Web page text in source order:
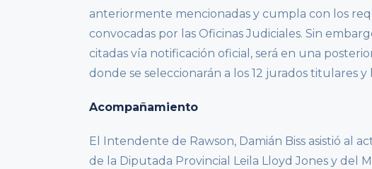
anteriormente mencionadas y cumpla con los
convocadas por las Oficinas Judiciales. Sin
citadas vía notificación oficial, será en una
donde se seleccionarán a los 12 jurados titulares y
Acompañamiento
El Intendente de Rawson, Damián Biss asistió al
de la Diputada Provincial Leila Lloyd Jones y del